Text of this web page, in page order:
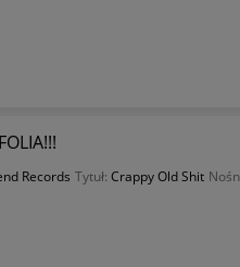
Records Tytuł: Crappy Old Shit